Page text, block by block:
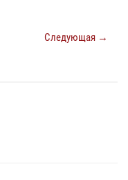
Следующая →